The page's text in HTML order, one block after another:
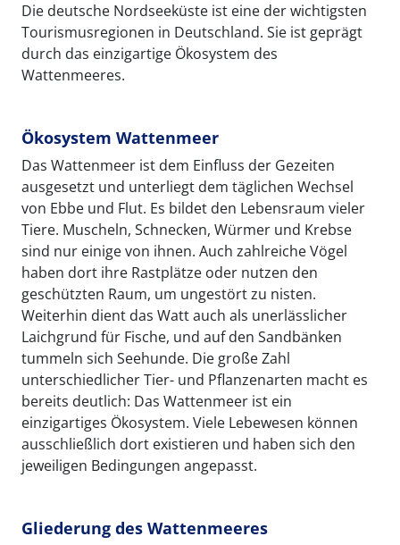
Die deutsche Nordseeküste ist eine der wichtigsten
Tourismusregionen in Deutschland. Sie ist geprägt
durch das einzigartige Ökosystem des
Wattenmeeres.
Ökosystem Wattenmeer
Das Wattenmeer ist dem Einfluss der Gezeiten
ausgesetzt und unterliegt dem täglichen Wechsel
von Ebbe und Flut. Es bildet den Lebensraum vieler
Tiere. Muscheln, Schnecken, Würmer und Krebse
sind nur einige von ihnen. Auch zahlreiche Vögel
haben dort ihre Rastplätze oder nutzen den
geschützten Raum, um ungestört zu nisten.
Weiterhin dient das Watt auch als unerlässlicher
Laichgrund für Fische, und auf den Sandbänken
tummeln sich Seehunde. Die große Zahl
unterschiedlicher Tier- und Pflanzenarten macht es
bereits deutlich: Das Wattenmeer ist ein
einzigartiges Ökosystem. Viele Lebewesen können
ausschließlich dort existieren und haben sich den
jeweiligen Bedingungen angepasst.
Gliederung des Wattenmeeres